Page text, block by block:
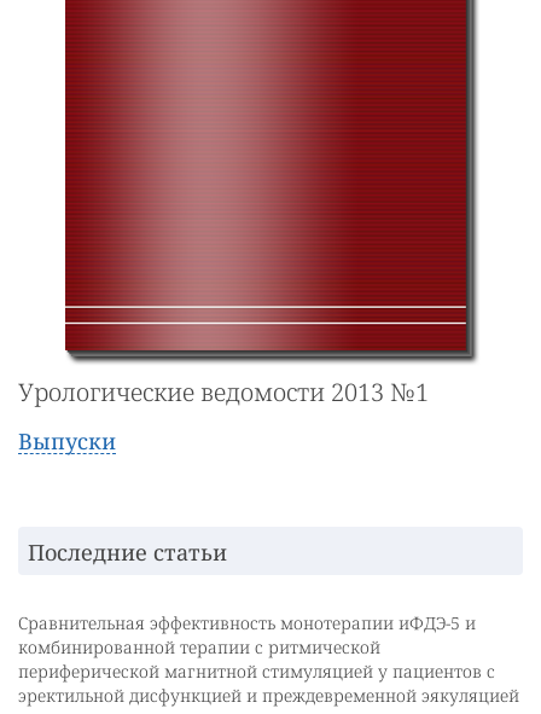
Урологические ведомости 2013 №1
Выпуски
Последние статьи
Сравнительная эффективность монотерапии иФДЭ-5 и
комбинированной терапии с ритмической
периферической магнитной стимуляцией у пациентов с
эректильной дисфункцией и преждевременной эякуляцией